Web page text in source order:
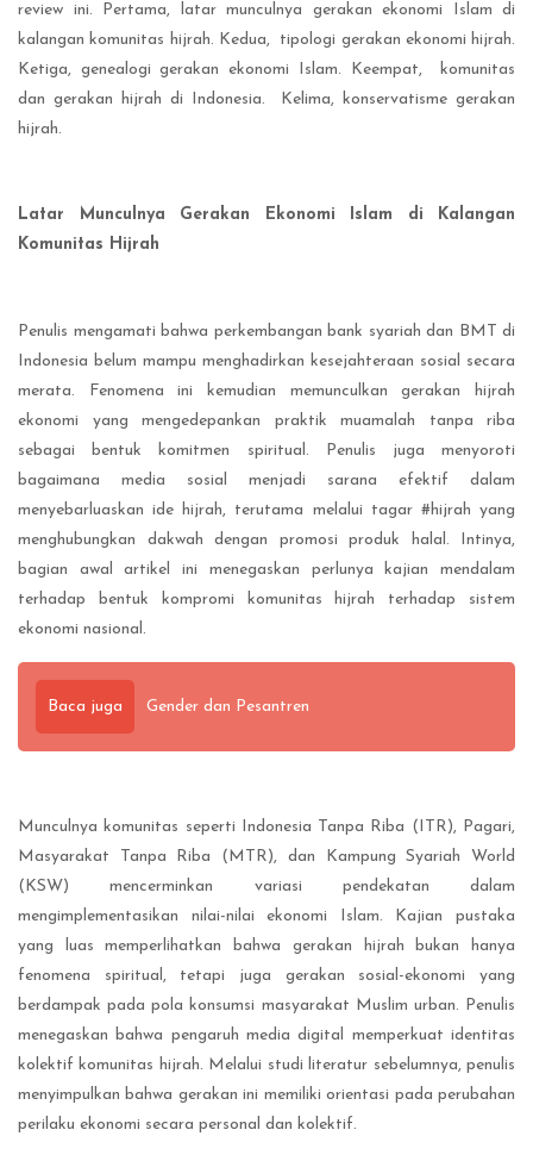
review ini. Pertama, latar munculnya gerakan ekonomi Islam di
kalangan komunitas hijrah. Kedua, tipologi gerakan ekonomi hijrah.
Ketiga, genealogi gerakan ekonomi Islam. Keempat, komunitas
dan gerakan hijrah di Indonesia. Kelima, konservatisme gerakan
hijrah.
Latar Munculnya Gerakan Ekonomi Islam di Kalangan
Komunitas Hijrah
Penulis mengamati bahwa perkembangan bank syariah dan BMT di
Indonesia belum mampu menghadirkan kesejahteraan sosial secara
merata. Fenomena ini kemudian memunculkan gerakan hijrah
ekonomi yang mengedepankan praktik muamalah tanpa riba
sebagai bentuk komitmen spiritual. Penulis juga menyoroti
bagaimana media sosial menjadi sarana efektif dalam
menyebarluaskan ide hijrah, terutama melalui tagar #hijrah yang
menghubungkan dakwah dengan promosi produk halal. Intinya,
bagian awal artikel ini menegaskan perlunya kajian mendalam
terhadap bentuk kompromi komunitas hijrah terhadap sistem
ekonomi nasional.
Baca juga Gender dan Pesantren
Munculnya komunitas seperti Indonesia Tanpa Riba (ITR), Pagari,
Masyarakat Tanpa Riba (MTR), dan Kampung Syariah World
(KSW) mencerminkan variasi pendekatan dalam
mengimplementasikan nilai-nilai ekonomi Islam. Kajian pustaka
yang luas memperlihatkan bahwa gerakan hijrah bukan hanya
fenomena spiritual, tetapi juga gerakan sosial-ekonomi yang
berdampak pada pola konsumsi masyarakat Muslim urban. Penulis
menegaskan bahwa pengaruh media digital memperkuat identitas
kolektif komunitas hijrah. Melalui studi literatur sebelumnya, penulis
menyimpulkan bahwa gerakan ini memiliki orientasi pada perubahan
perilaku ekonomi secara personal dan kolektif.